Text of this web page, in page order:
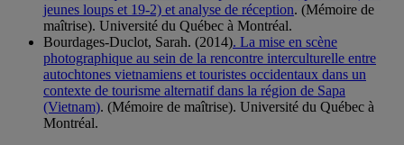
jeunes loups et 19-2) et analyse de réception. (Mémoire de
maîtrise). Université du Québec à Montréal.
Bourdages-Duclot, Sarah. (2014). La mise en scène
photographique au sein de la rencontre interculturelle entre
autochtones vietnamiens et touristes occidentaux dans un
contexte de tourisme alternatif dans la région de Sapa
(Vietnam). (Mémoire de maîtrise). Université du Québec à
Montréal.